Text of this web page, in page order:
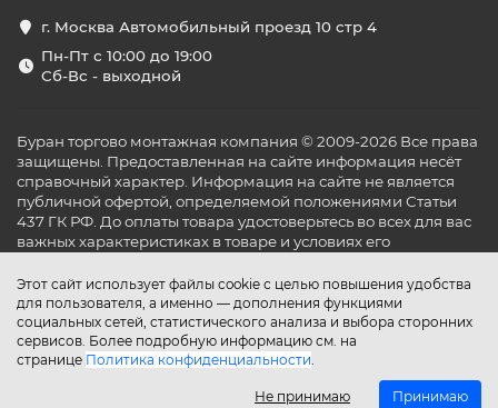
Этот сайт использует файлы cookie с целью повышения удобства
для пользователя, а именно — дополнения функциями
социальных сетей, статистического анализа и выбора сторонних
сервисов. Более подробную информацию см. на
странице Политика конфиденциальности.
Не принимаю Принимаю
г. Москва Автомобильный проезд 10 стр 4
Пн-Пт с 10:00 до 19:00
Сб-Вс - выходной
Буран торгово монтажная компания © 2009-2026 Все права
защищены. Предоставленная на сайте информация несёт
справочный характер. Информация на сайте не является
публичной офертой, определяемой положениями Статьи
437 ГК РФ. До оплаты товара удостоверьтесь во всех для вас
важных характеристиках в товаре и условиях его